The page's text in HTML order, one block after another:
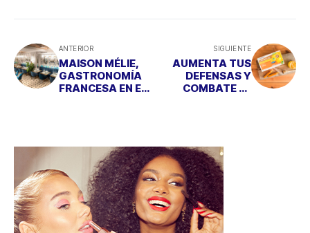
ANTERIOR
MAISON MÉLIE,
GASTRONOMÍA
FRANCESA EN EL
SIGUIENTE
AUMENTA TUS
DEFENSAS Y
COMBATE EL